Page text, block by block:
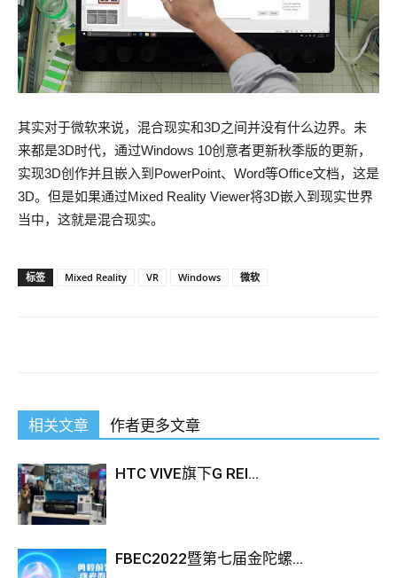
其实对于微软来说，混合现实和3D之间并没有什么边界。未
来都是3D时代，通过Windows 10创意者更新秋季版的更新，
实现3D创作并且嵌入到PowerPoint、Word等Office文档，这是
3D。但是如果通过Mixed Reality Viewer将3D嵌入到现实世界
当中，这就是混合现实。
标签 Mixed Reality VR Windows 微软
相关文章 作者更多文章
HTC VIVE旗下G REI...
FBEC2022暨第七届金陀螺...